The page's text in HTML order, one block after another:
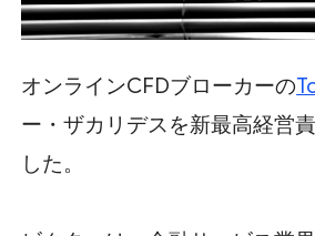
オンラインCFDブローカーの
ー・ザカリデスを新最高経営
した。